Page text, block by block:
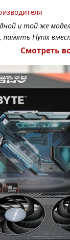
и той же
Hynix
Смотреть